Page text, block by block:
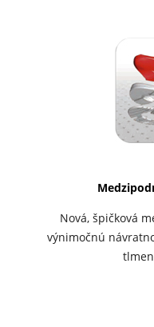
Nová, špičková
výnimočnú